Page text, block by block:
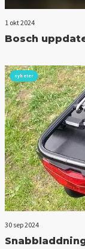
1 okt 2024
Bosch
nyheter
30 sep 2024